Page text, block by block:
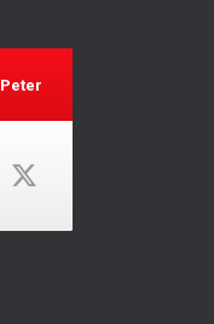
Peter